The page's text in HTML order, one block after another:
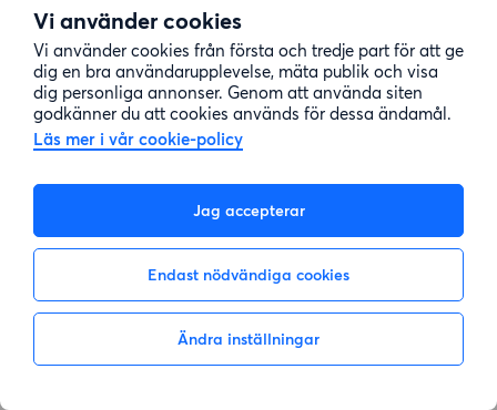
Vi använder cookies
Vi använder cookies från första och tredje part för att ge
dig en bra användarupplevelse, mäta publik och visa
dig personliga annonser. Genom att använda siten
godkänner du att cookies används för dessa ändamål.
Läs mer i vår cookie-policy
Jag accepterar
Endast nödvändiga cookies
Ändra inställningar
Gå till sök